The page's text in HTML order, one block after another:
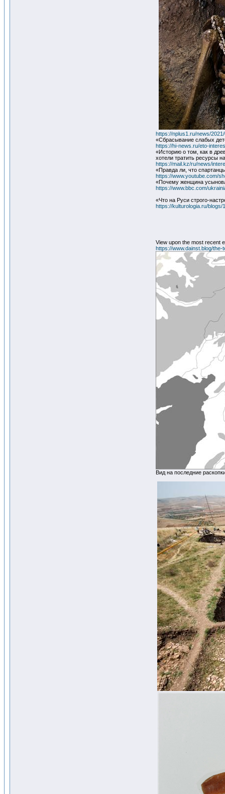
https://nplus1.ru/news/
«Сбрасывание слабых
https://hi-news.ru/eto-
«Историю о том, как в
хотели тратить ресурсы
https://mail.kz/ru/news/
«Правда ли, что
https://www.youtube.com/
«Почему женщина
https://www.bbc.com/
«Что на Руси строго-
https://kulturologia.ru/blogs/
View upon the most recent
https://www.dainst.blog/
Вид на последние